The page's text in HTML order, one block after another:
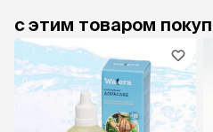
с этим товаром